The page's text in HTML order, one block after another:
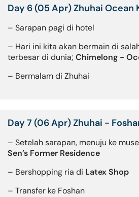
Day 6 (05 Apr) Zhuhai Ocean
– Sarapan pagi di hotel
– Hari ini kita akan bermain di
terbesar di dunia; Chimelong -
– Bermalam di Zhuhai
Day 7 (06 Apr) Zhuhai -
– Setelah sarapan, menuju ke
Sen’s Former Residence
– Bershopping ria di Latex Shop
– Transfer ke Foshan